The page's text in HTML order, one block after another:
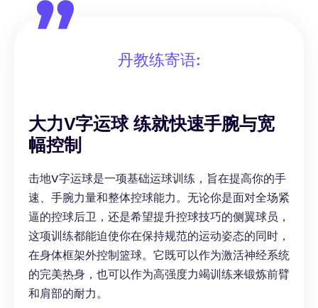
丹教练寄语:
大力V字运球 练就快速手腕与宽
幅控制
击地V字运球是一项基础运球训练，旨在提高你的手
速、手腕力量和整体控球能力。无论你是面对全场紧
逼的控球后卫，还是希望提升控球技巧的侧翼球员，
这项训练都能迫使你在保持规范的运动姿态的同时，
在身体框架外控制篮球。它既可以作为激活神经系统
的完美热身，也可以作为高强度力竭训练来锻炼前臂
和肩部的耐力。